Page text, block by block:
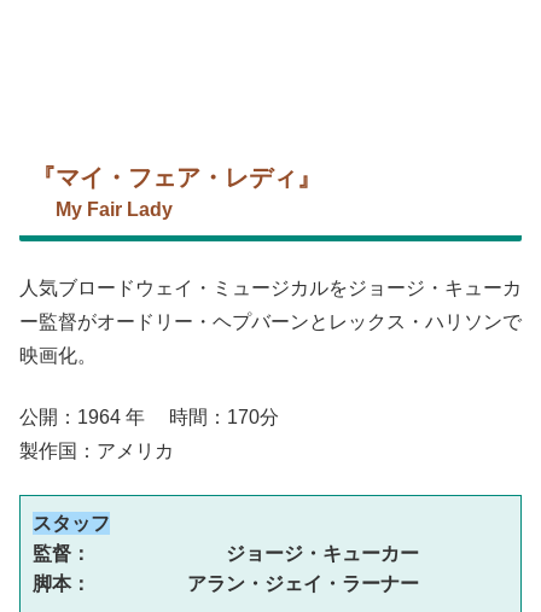
『マイ・フェア・レディ』
My Fair Lady
人気ブロードウェイ・ミュージカルをジョージ・キューカ
ー監督がオードリー・ヘプバーンとレックス・ハリソンで
映画化。
公開：1964 年 時間：170分
製作国：アメリカ
スタッフ
監督：　　　　　　　ジョージ・キューカー
脚本：　　　　　アラン・ジェイ・ラーナー